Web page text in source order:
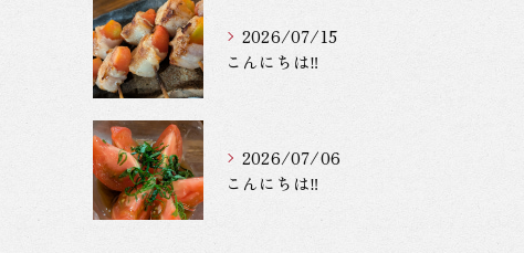
2026/07/15
こんにちは‼️
2026/07/06
こんにちは‼️